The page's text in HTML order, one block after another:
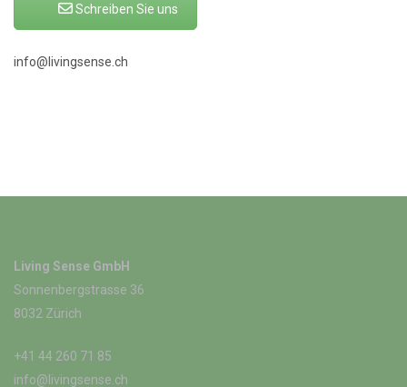
Schreiben Sie uns
info@livingsense.ch
Living Sense GmbH
Sonnenbergstrasse 36
8032 Zürich
+41 44 260 71 85
info@livingsense.ch